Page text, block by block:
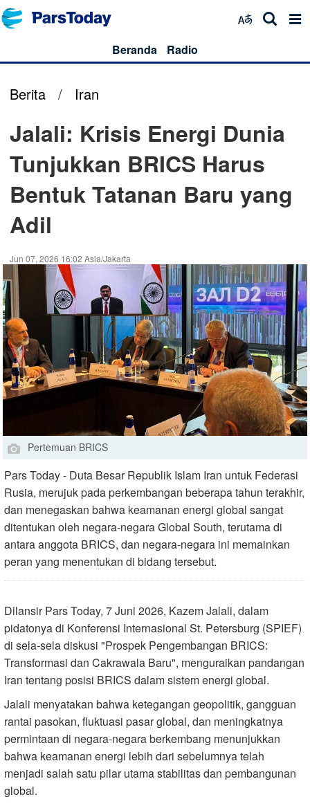
Beranda Radio
Berita / Iran
Jalali: Krisis Energi Dunia
Tunjukkan BRICS Harus
Bentuk Tatanan Baru yang
Adil
Jun 07, 2026 16:02 Asia/Jakarta
Pertemuan BRICS
Pars Today - Duta Besar Republik Islam Iran untuk Federasi
Rusia, merujuk pada perkembangan beberapa tahun terakhir,
dan menegaskan bahwa keamanan energi global sangat
ditentukan oleh negara-negara Global South, terutama di
antara anggota BRICS, dan negara-negara ini memainkan
peran yang menentukan di bidang tersebut.
Dilansir Pars Today, 7 Juni 2026, Kazem Jalali, dalam
pidatonya di Konferensi Internasional St. Petersburg (SPIEF)
di sela-sela diskusi "Prospek Pengembangan BRICS:
Transformasi dan Cakrawala Baru", menguraikan pandangan
Iran tentang posisi BRICS dalam sistem energi global.
Jalali menyatakan bahwa ketegangan geopolitik, gangguan
rantai pasokan, fluktuasi pasar global, dan meningkatnya
permintaan di negara-negara berkembang menunjukkan
bahwa keamanan energi lebih dari sebelumnya telah
menjadi salah satu pilar utama stabilitas dan pembangunan
global.